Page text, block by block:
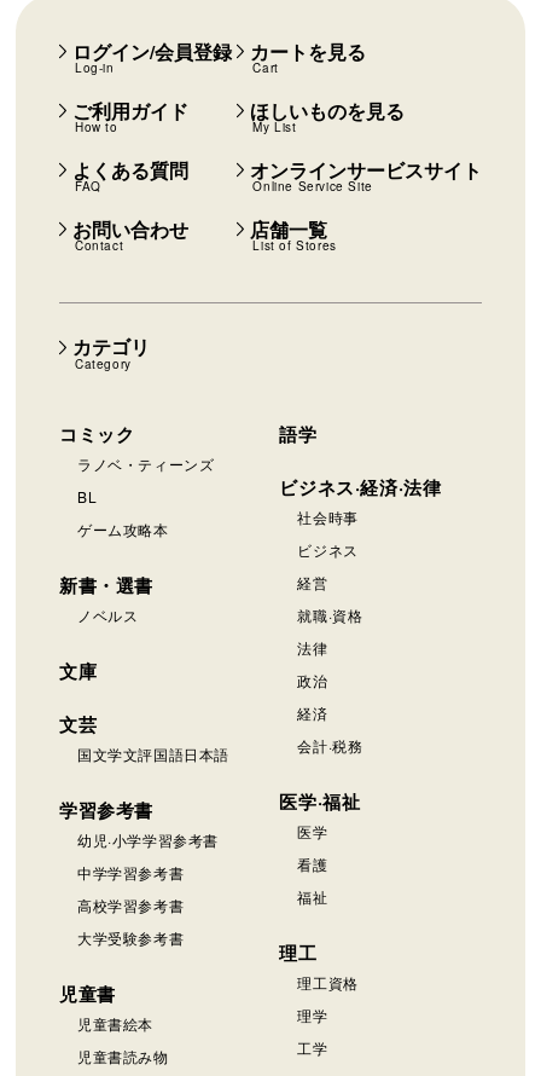
カテゴリ
Category
コミック
ラノベ・ティーンズ
BL
ゲーム攻略本
新書・選書
ノベルス
文庫
文芸
国文学文評国語日本語
学習参考書
幼児·小学学習参考書
中学学習参考書
高校学習参考書
大学受験参考書
児童書
児童書絵本
児童書読み物
語学
ビジネス·経済·法律
社会時事
ビジネス
経営
就職·資格
法律
政治
経済
会計·税務
医学·福祉
医学
看護
福祉
理工
理工資格
理学
工学
ログイン/会員登録
Log-in
カートを見る
Cart
ご利用ガイド
How to
ほしいものを見る
My List
よくある質問
FAQ
オンラインサービスサイト
Online Service Site
お問い合わせ
Contact
店舗一覧
List of Stores